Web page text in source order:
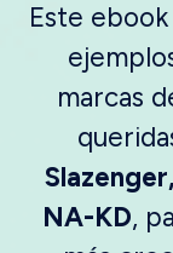
Este
marcas
NA-KD,